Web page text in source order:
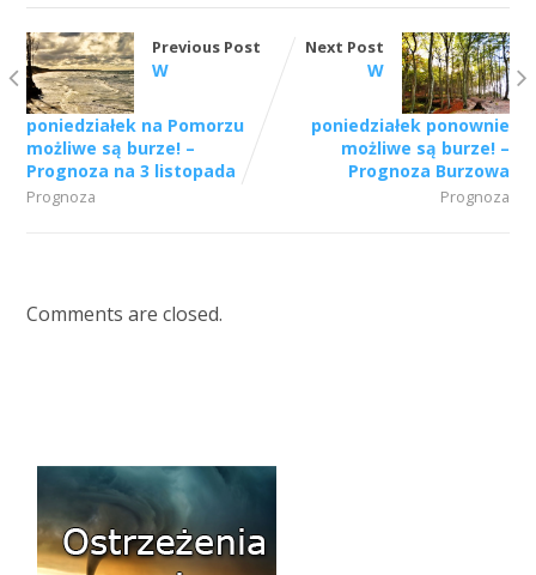
Previous Post
W
poniedziałek na Pomorzu
możliwe są burze! –
Prognoza na 3 listopada
Prognoza
Next Post
W
poniedziałek ponownie
możliwe są burze! –
Prognoza Burzowa
Prognoza
Comments are closed.